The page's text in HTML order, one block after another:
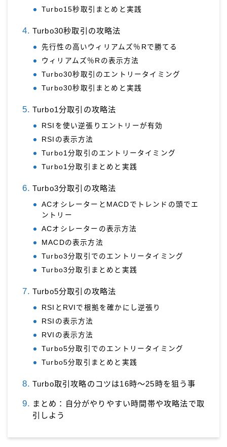
Turbo15秒取引まとめと実践
Turbo30秒取引の攻略法
先行性の高いウィリアムズ％Rで勝てる
ウィリアムズ％Rの表示方法
Turbo30秒取引のエントリータイミング
Turbo30秒取引まとめと実践
Turbo1分取引の攻略法
RSIを使い逆張りエントリーが有効
RSIの表示方法
Turbo1分取引のエントリータイミング
Turbo1分取引まとめと実践
Turbo3分取引の攻略法
ACオシレーターとMACDでトレンドの頭でエ
ントリー
ACオシレーターの表示方法
MACDの表示方法
Turbo3分取引でのエントリータイミング
Turbo3分取引まとめと実践
Turbo5分取引の攻略法
RSIとRVIで根拠を確かにし逆張り
RSIの表示方法
RVIの表示方法
Turbo5分取引でのエントリータイミング
Turbo5分取引まとめと実践
Turbo取引攻略のコツは16時～25時を狙う事
まとめ：自分がやりやすい時間帯や攻略法で取
引しよう